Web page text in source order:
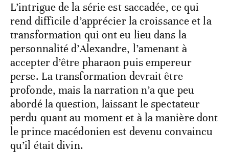
L’intrigue de la série est saccadée, ce qui
rend difficile d’apprécier la croissance et la
transformation qui ont eu lieu dans la
personnalité d’Alexandre, l’amenant à
accepter d’être pharaon puis empereur
perse. La transformation devrait être
profonde, mais la narration n’a que peu
abordé la question, laissant le spectateur
perdu quant au moment et à la manière dont
le prince macédonien est devenu convaincu
qu’il était divin.